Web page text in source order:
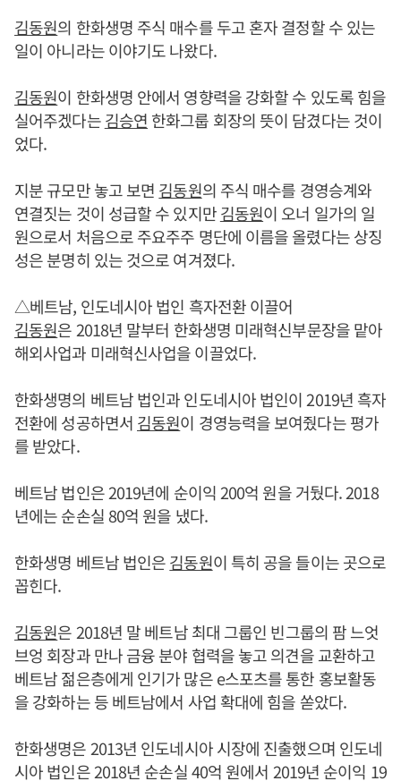
김동원의 한화생명 주식 매수를 두고 혼자 결정할 수 있는
일이 아니라는 이야기도 나왔다.
김동원이 한화생명 안에서 영향력을 강화할 수 있도록 힘을
실어주겠다는김승연 한화그룹 회장의 뜻이 담겼다는 것이
었다.
지분 규모만 놓고 보면 김동원의 주식 매수를 경영승계와
연결짓는 것이 성급할 수 있지만김동원이 오너 일가의 일
원으로서 처음으로 주요주주 명단에 이름을 올렸다는 상징
성은 분명히 있는 것으로 여겨졌다.
△베트남, 인도네시아 법인 흑자전환 이끌어
김동원은 2018년 말부터 한화생명 미래혁신부문장을 맡아
해외사업과 미래혁신사업을 이끌었다.
한화생명의 베트남 법인과 인도네시아 법인이 2019년 흑자
전환에 성공하면서 김동원이 경영능력을 보여줬다는 평가
를 받았다.
베트남 법인은 2019년에 순이익 200억 원을 거뒀다. 2018
년에는 순손실 80억 원을 냈다.
한화생명 베트남 법인은김동원이 특히 공을 들이는 곳으로
꼽힌다.
김동원은 2018년 말 베트남 최대 그룹인 빈그룹의 팜 느엇
브엉 회장과 만나 금융 분야 협력을 놓고 의견을 교환하고
베트남 젊은층에게 인기가 많은 e스포츠를 통한 홍보활동
을 강화하는 등 베트남에서 사업 확대에 힘을 쏟았다.
한화생명은 2013년 인도네시아 시장에 진출했으며 인도네
시아 법인은 2018년 순손실 40억 원에서 2019년 순이익 19